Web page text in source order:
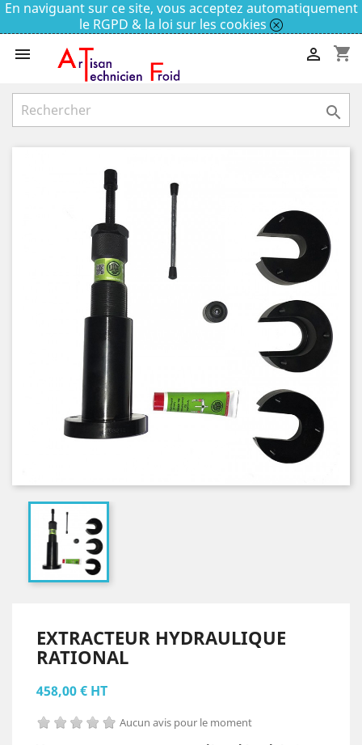
En naviguant sur ce site, vous acceptez automatiquement
le RGPD & la loi sur les cookies
 shopping_cart


EXTRACTEUR HYDRAULIQUE
RATIONAL
458,00 € HT
Aucun avis pour le moment